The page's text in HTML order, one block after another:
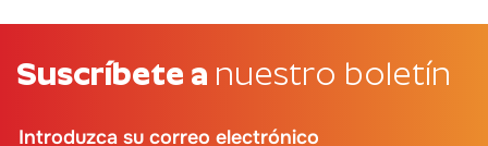
Suscríbete a nuestro boletín